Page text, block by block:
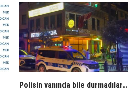
Polisin yanında bile durmadılar…